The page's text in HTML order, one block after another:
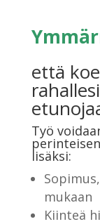
että
Työ
lisäksi:
mukaan
Kiinteä